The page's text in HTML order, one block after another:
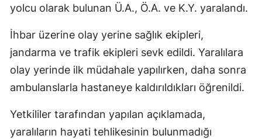
yolcu olarak bulunan Ü.A., Ö.A. ve K.Y. yaralandı.
İhbar üzerine olay yerine sağlık ekipleri,
jandarma ve trafik ekipleri sevk edildi. Yaralılara
olay yerinde ilk müdahale yapılırken, daha sonra
ambulanslarla hastaneye kaldırıldıkları öğrenildi.
Yetkililer tarafından yapılan açıklamada,
yaralıların hayati tehlikesinin bulunmadığı